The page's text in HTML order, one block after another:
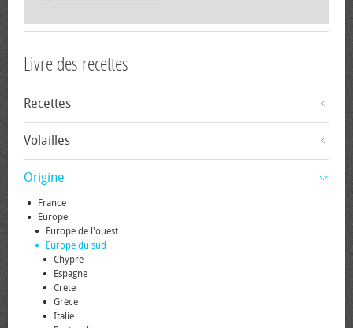
Livre des recettes
Recettes
Volailles
Origine
France
Europe
Europe de l'ouest
Europe du sud
Chypre
Espagne
Crète
Grèce
Italie